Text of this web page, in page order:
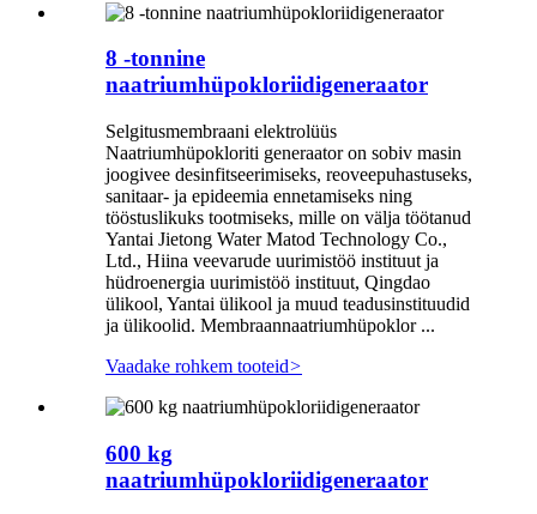
8 -tonnine
naatriumhüpokloriidigeneraator
Selgitusmembraani elektrolüüs
Naatriumhüpokloriti generaator on sobiv masin
joogivee desinfitseerimiseks, reoveepuhastuseks,
sanitaar- ja epideemia ennetamiseks ning
tööstuslikuks tootmiseks, mille on välja töötanud
Yantai Jietong Water Matod Technology Co.,
Ltd., Hiina veevarude uurimistöö instituut ja
hüdroenergia uurimistöö instituut, Qingdao
ülikool, Yantai ülikool ja muud teadusinstituudid
ja ülikoolid. Membraannaatriumhüpoklor ...
Vaadake rohkem tooteid>
600 kg
naatriumhüpokloriidigeneraator